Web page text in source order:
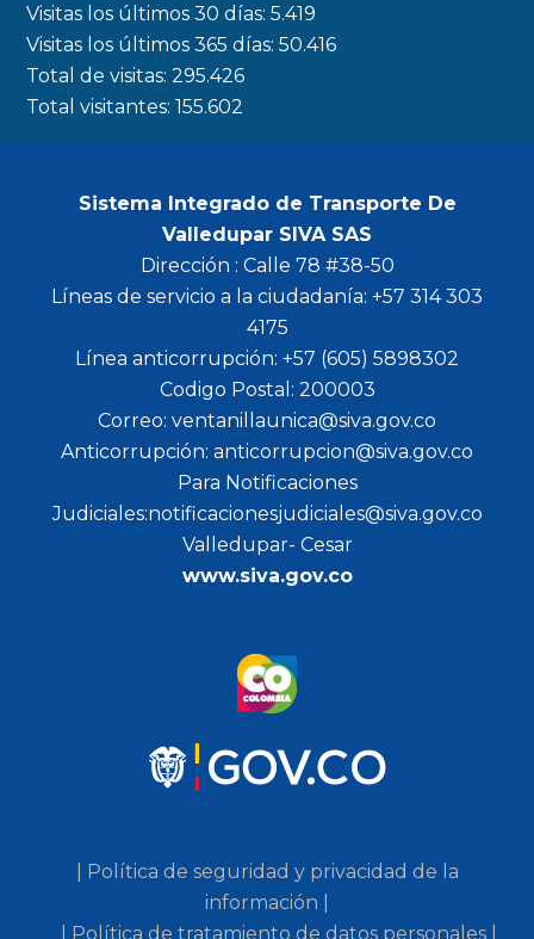
k
a
m
Visitas los últimos 30 días:5.419
Visitas los últimos 365 días:50.416
Total de visitas:295.426
Total visitantes:155.602
Sistema Integrado de Transporte De
Valledupar SIVA SAS
Dirección : Calle 78 #38-50
Líneas de servicio a la ciudadanía: +57 314 303
4175
Línea anticorrupción: +57 (605) 5898302
Codigo Postal: 200003
Correo: ventanillaunica@siva.gov.co
Anticorrupción: anticorrupcion@siva.gov.co
Para Notificaciones
Judiciales:notificacionesjudiciales@siva.gov.co
Valledupar- Cesar
www.siva.gov.co
| Política de seguridad y privacidad de la
información |
| Política de tratamiento de datos personales |